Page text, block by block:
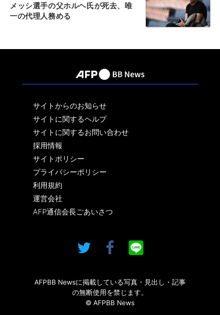
メッシ選手の父ホルヘ氏が死去、唯
一の代理人務める
サイトからのお知らせ
サイトに関するヘルプ
サイトに関するお問い合わせ
採用情報
サイトポリシー
プライバシーポリシー
利用規約
運営会社
AFP通信会長ごあいさつ
AFPBB Newsに掲載している写真・見出し・記事
の無断使用を禁じます。
© AFPBB News